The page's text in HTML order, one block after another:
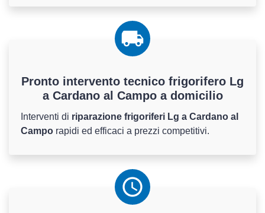
Pronto intervento tecnico frigorifero Lg
a Cardano al Campo a domicilio
Interventi di riparazione frigoriferi Lg a Cardano al
Campo rapidi ed efficaci a prezzi competitivi.